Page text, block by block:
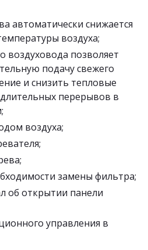
автоматически снижается
воздуха;
воздуховода позволяет
подачу свежего
и снизить тепловые
перерывов в
воздуха;
замены фильтра;
об открытии панели
управления в